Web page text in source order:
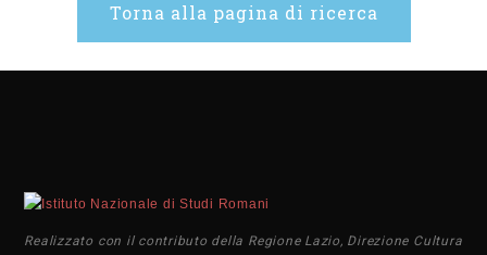
Torna alla pagina di ricerca
Realizzato con il contributo della Regione Lazio, Direzione Cultura